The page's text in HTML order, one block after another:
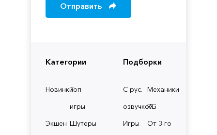
Категории
НовинкиТоп
игры
Экшен Шутеры
Подборки
С рус.
озвучкой
Механики
RG
Игры
От 3-го
Отправить